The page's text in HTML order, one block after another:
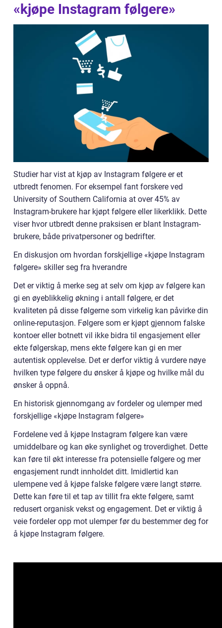
«kjøpe Instagram følgere»
Studier har vist at kjøp av Instagram følgere er et
utbredt fenomen. For eksempel fant forskere ved
University of Southern California at over 45% av
Instagram-brukere har kjøpt følgere eller likerklikk. Dette
viser hvor utbredt denne praksisen er blant Instagram-
brukere, både privatpersoner og bedrifter.
En diskusjon om hvordan forskjellige «kjøpe Instagram
følgere» skiller seg fra hverandre
Det er viktig å merke seg at selv om kjøp av følgere kan
gi en øyeblikkelig økning i antall følgere, er det
kvaliteten på disse følgerne som virkelig kan påvirke din
online-reputasjon. Følgere som er kjøpt gjennom falske
kontoer eller botnett vil ikke bidra til engasjement eller
ekte følgerskap, mens ekte følgere kan gi en mer
autentisk opplevelse. Det er derfor viktig å vurdere nøye
hvilken type følgere du ønsker å kjøpe og hvilke mål du
ønsker å oppnå.
En historisk gjennomgang av fordeler og ulemper med
forskjellige «kjøpe Instagram følgere»
Fordelene ved å kjøpe Instagram følgere kan være
umiddelbare og kan øke synlighet og troverdighet. Dette
kan føre til økt interesse fra potensielle følgere og mer
engasjement rundt innholdet ditt. Imidlertid kan
ulempene ved å kjøpe falske følgere være langt større.
Dette kan føre til et tap av tillit fra ekte følgere, samt
redusert organisk vekst og engagement. Det er viktig å
veie fordeler opp mot ulemper før du bestemmer deg for
å kjøpe Instagram følgere.